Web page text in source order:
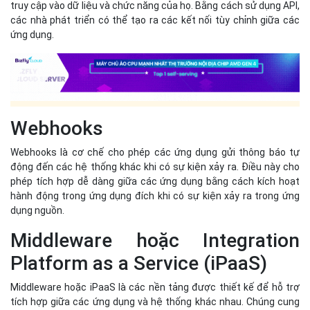
suất công việc.
Phương pháp tích hợp SaaS
Sử dụng API (Application
Programing Interface)
API là cách phổ biến nhất để tích hợp SaaS. Các nhà cung cấp
truy cập vào dữ liệu và chức năng của họ. Bằng cách sử dụng API,
các nhà phát triển có thể tạo ra các kết nối tùy chỉnh giữa các
ứng dụng.
Webhooks
Webhooks là cơ chế cho phép các ứng dụng gửi thông báo tự